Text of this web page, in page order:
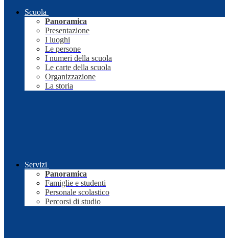
Scuola
Panoramica
Presentazione
I luoghi
Le persone
I numeri della scuola
Le carte della scuola
Organizzazione
La storia
Servizi
Panoramica
Famiglie e studenti
Personale scolastico
Percorsi di studio